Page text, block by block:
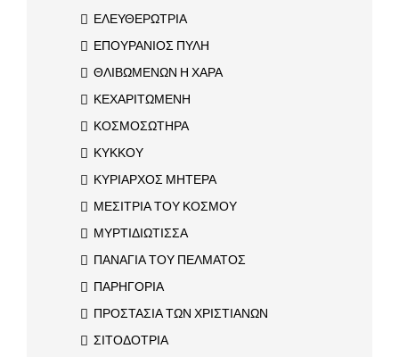
ΕΛΕΥΘΕΡΩΤΡΙΑ
ΕΠΟΥΡΑΝΙΟΣ ΠΥΛΗ
ΘΛΙΒΩΜΕΝΩΝ Η ΧΑΡΑ
ΚΕΧΑΡΙΤΩΜΕΝΗ
ΚΟΣΜΟΣΩΤΗΡΑ
ΚΥΚΚΟΥ
ΚΥΡΙΑΡΧΟΣ ΜΗΤΕΡΑ
ΜΕΣΙΤΡΙΑ ΤΟΥ ΚΟΣΜΟΥ
ΜΥΡΤΙΔΙΩΤΙΣΣΑ
ΠΑΝΑΓΙΑ ΤΟΥ ΠΕΛΜΑΤΟΣ
ΠΑΡΗΓΟΡΙΑ
ΠΡΟΣΤΑΣΙΑ ΤΩΝ ΧΡΙΣΤΙΑΝΩΝ
ΣΙΤΟΔΟΤΡΙΑ